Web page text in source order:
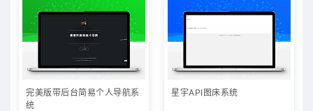
完美版带后台简易个人导航系
统
星宇API图床系统